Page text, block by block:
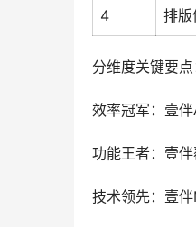
4 排版
分维度关键要点
效率冠军：壹
功能王者：壹
技术领先：壹